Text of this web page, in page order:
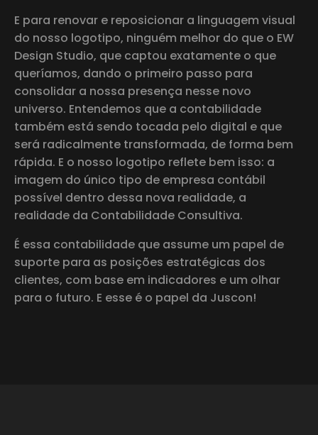
E para renovar e reposicionar a linguagem visual
do nosso logotipo, ninguém melhor do que o EW
Design Studio, que captou exatamente o que
queríamos, dando o primeiro passo para
consolidar a nossa presença nesse novo
universo. Entendemos que a contabilidade
também está sendo tocada pelo digital e que
será radicalmente transformada, de forma bem
rápida. E o nosso logotipo reflete bem isso: a
imagem do único tipo de empresa contábil
possível dentro dessa nova realidade, a
realidade da Contabilidade Consultiva.
É essa contabilidade que assume um papel de
suporte para as posições estratégicas dos
clientes, com base em indicadores e um olhar
para o futuro. E esse é o papel da Juscon!